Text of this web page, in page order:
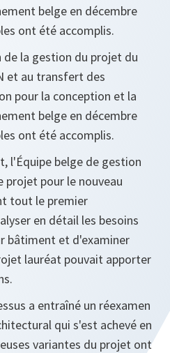
belge en décembre
ont été accomplis.
la gestion du projet du
et au transfert des
pour la conception et la
belge en décembre
ont été accomplis.
l'Équipe belge de gestion
projet pour le nouveau
tout le premier
en détail les besoins
bâtiment et d'examiner
lauréat pouvait apporter
a entraîné un réexamen
qui s'est achevé en
variantes du projet ont